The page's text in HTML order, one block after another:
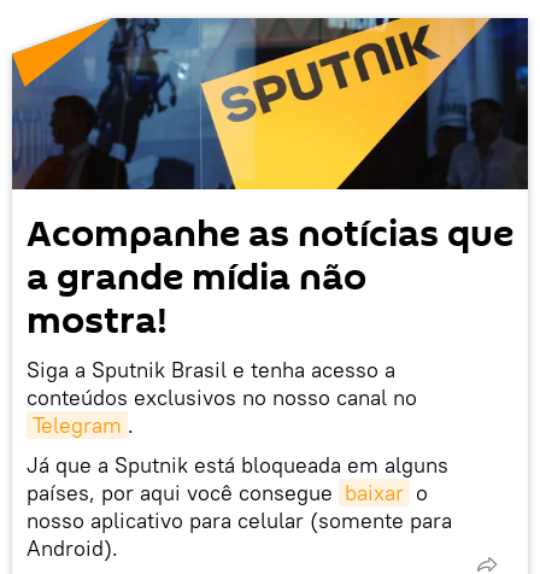
Acompanhe as notícias que
a grande mídia não
mostra!
Siga a Sputnik Brasil e tenha acesso a
conteúdos exclusivos no nosso canal no
Telegram .
Já que a Sputnik está bloqueada em alguns
países, por aqui você consegue baixar o
nosso aplicativo para celular (somente para
Android).